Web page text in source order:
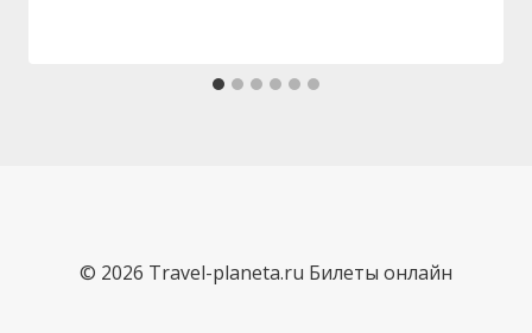
© 2026 Travel-planeta.ru Билеты онлайн